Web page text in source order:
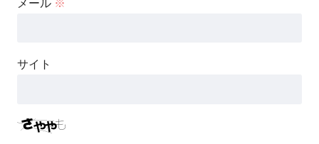
メール ※
サイト